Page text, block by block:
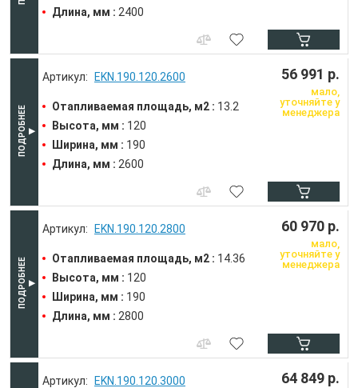
Длина, мм : 2400
EKN.190.120.2600
Отапливаемая площадь, м2 : 13.2
Высота, мм : 120
Ширина, мм : 190
Длина, мм : 2600
56 991 р.
мало,
уточняйте у
менеджера
EKN.190.120.2800
Отапливаемая площадь, м2 : 14.36
Высота, мм : 120
Ширина, мм : 190
Длина, мм : 2800
60 970 р.
мало,
уточняйте у
менеджера
EKN.190.120.3000 64 849 р.